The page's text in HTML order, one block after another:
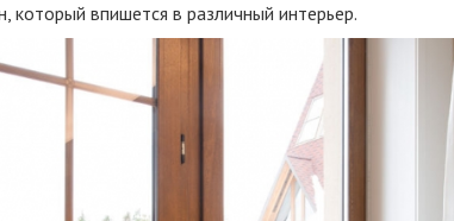
впишется в различный интерьер.